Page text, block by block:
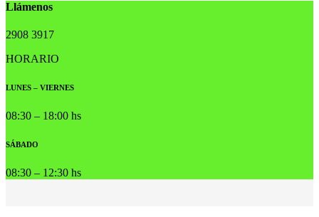
Llámenos
2908 3917
HORARIO
LUNES – VIERNES
08:30 – 18:00 hs
SÁBADO
08:30 – 12:30 hs